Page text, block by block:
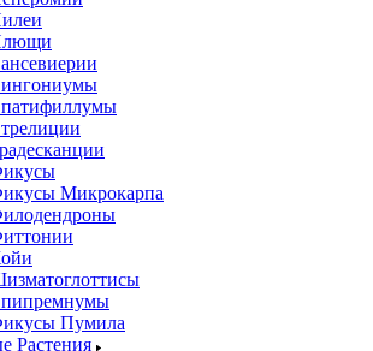
Микрокарпа
Пумила
Растения